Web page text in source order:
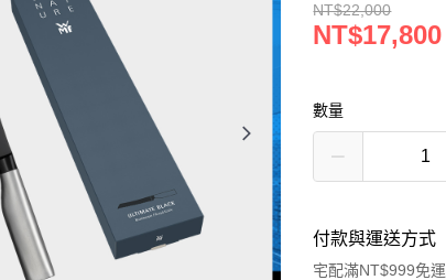
NT$22,000
NT$17,800
數量
付款與運送方式
宅配滿NT$999免運